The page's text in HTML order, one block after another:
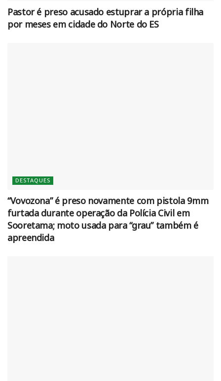
Pastor é preso acusado estuprar a própria filha
por meses em cidade do Norte do ES
DESTAQUES
“Vovozona” é preso novamente com pistola 9mm
furtada durante operação da Polícia Civil em
Sooretama; moto usada para “grau” também é
apreendida